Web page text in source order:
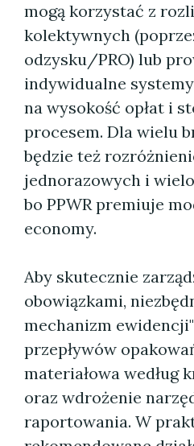
mogą korzystać z
kolektywnych
odzysku/PRO) lub
indywidualne
na wysokość opłat i
procesem. Dla wielu
będzie też
jednorazowych i
bo PPWR premiuje
economy.
Aby skutecznie
obowiązkami,
mechanizm
przepływów
materiałowa według
oraz wdrożenie
raportowania. W